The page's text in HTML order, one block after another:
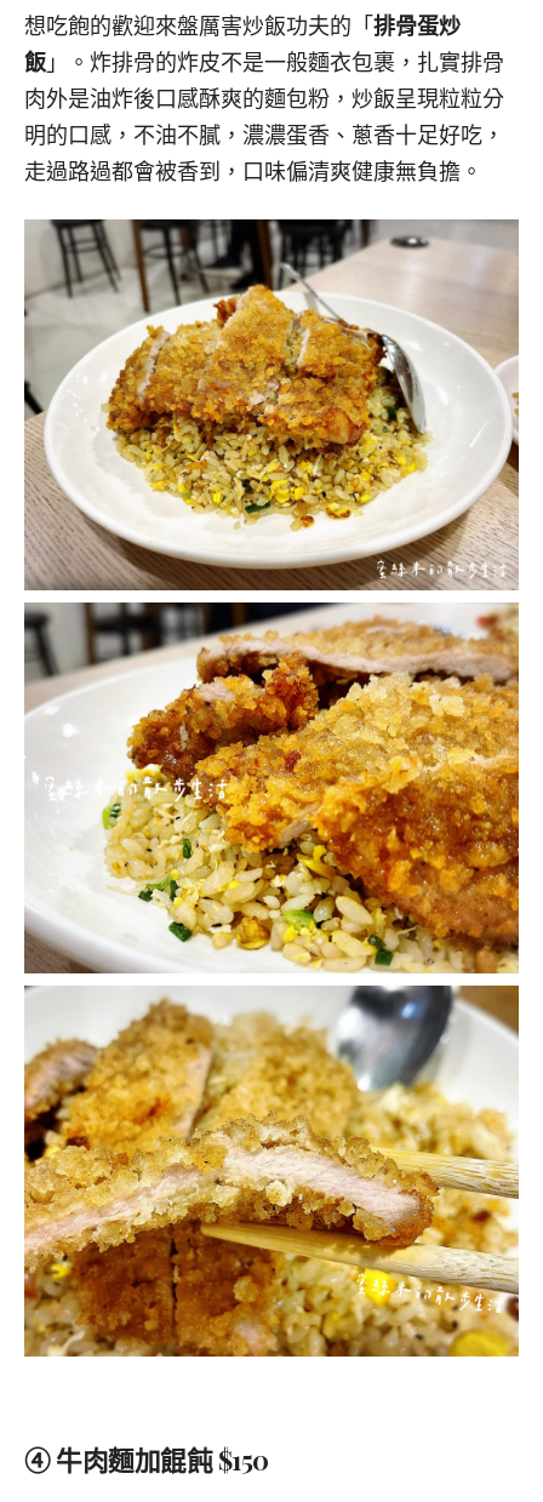
想吃飽的歡迎來盤厲害炒飯功夫的「 排骨蛋炒
飯 」。炸排骨的炸皮不是一般麵衣包裹，扎實排骨
肉外是油炸後口感酥爽的麵包粉，炒飯呈現粒粒分
明的口感，不油不膩，濃濃蛋香、蔥香十足好吃，
走過路過都會被香到，口味偏清爽健康無負擔。
④ 牛肉麵加餛飩 $150